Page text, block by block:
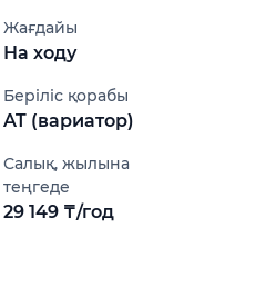
Жағдайы
На ходу
Беріліс қорабы
AT (вариатор)
Салық, жылына
теңгеде
29 149 ₸/год